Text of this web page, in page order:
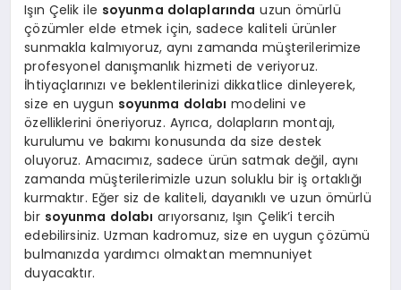
Işın Çelik ile soyunma dolaplarında uzun ömürlü
çözümler elde etmek için, sadece kaliteli ürünler
sunmakla kalmıyoruz, aynı zamanda müşterilerimize
profesyonel danışmanlık hizmeti de veriyoruz.
İhtiyaçlarınızı ve beklentilerinizi dikkatlice dinleyerek,
size en uygun soyunma dolabı modelini ve
özelliklerini öneriyoruz. Ayrıca, dolapların montajı,
kurulumu ve bakımı konusunda da size destek
oluyoruz. Amacımız, sadece ürün satmak değil, aynı
zamanda müşterilerimizle uzun soluklu bir iş ortaklığı
kurmaktır. Eğer siz de kaliteli, dayanıklı ve uzun ömürlü
bir soyunma dolabı arıyorsanız, Işın Çelik’i tercih
edebilirsiniz. Uzman kadromuz, size en uygun çözümü
bulmanızda yardımcı olmaktan memnuniyet
duyacaktır.